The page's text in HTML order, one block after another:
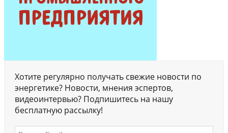
Хотите регулярно получать свежие новости по
энергетике? Новости, мнения эспертов,
видеоинтервью? Подпишитесь на нашу
бесплатную рассылку!